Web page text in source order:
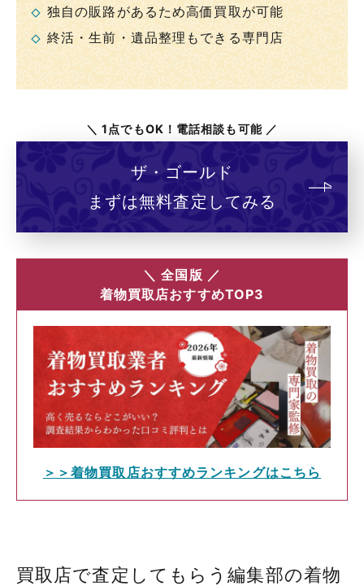
独自の販路があるため高価買取が可能
終活・生前・遺品整理もできる専門店
＼ 1点でもOK！電話相談も可能 ／
ザ・ゴールド
まずは無料査定してみる
＼ 全国版 ／
着物買取店おすすめTOP3
＞＞着物買取店おすすめランキングはこちら
買取店で査定してもらう編集部の着物